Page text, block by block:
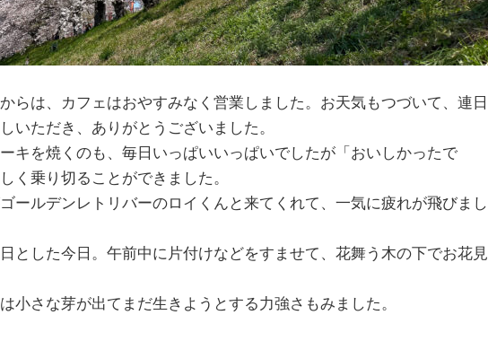
らは、カフェはおやすみなく営業しました。お天気もつづいて、連日
いただき、ありがとうございました。
キを焼くのも、毎日いっぱいいっぱいでしたが「おいしかったで
く乗り切ることができました。
ールデンレトリバーのロイくんと来てくれて、一気に疲れが飛びまし
とした今日。午前中に片付けなどをすませて、花舞う木の下でお花見
小さな芽が出てまだ生きようとする力強さもみました。